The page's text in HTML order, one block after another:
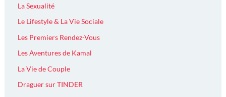
La Sexualité
Le Lifestyle & La Vie Sociale
Les Premiers Rendez-Vous
Les Aventures de Kamal
La Vie de Couple
Draguer sur TINDER